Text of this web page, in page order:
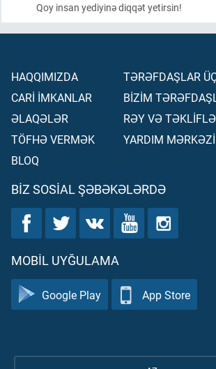
Qoy insan yediyinə diqqət yetirsin!
HAQQIMIZDA
CARİ İMKANLAR
ƏLAQƏLƏR
TÖFHƏ VERMƏK
BLOQ
TƏRƏFDAŞLAR
BİZİM
RƏY VƏ
YARDIM MƏRKƏZİ
BIZ SOSIAL ŞƏBƏKƏLƏRDƏ
MOBIL UYĞULAMA
Google Play App Store